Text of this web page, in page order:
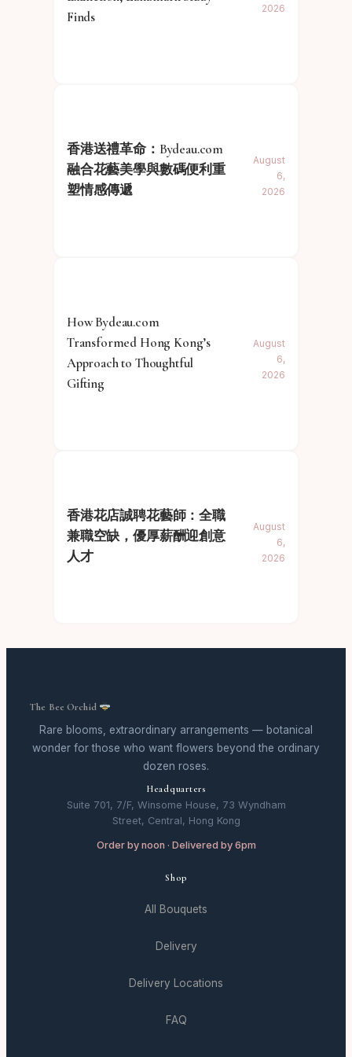
Finds
2026
香港送禮革命：Bydeau.com
融合花藝美學與數碼便利重
塑情感傳遞
August
6,
2026
How Bydeau.com
Transformed Hong Kong’s
Approach to Thoughtful
Gifting
August
6,
2026
香港花店誠聘花藝師：全職
兼職空缺，優厚薪酬迎創意
人才
August
6,
2026
The Bee Orchid
Rare blooms, extraordinary arrangements — botanical
wonder for those who want flowers beyond the ordinary
dozen roses.
Headquarters
Suite 701, 7/F, Winsome House, 73 Wyndham
Street, Central, Hong Kong
Order by noon · Delivered by 6pm
Shop
All Bouquets
Delivery
Delivery Locations
FAQ